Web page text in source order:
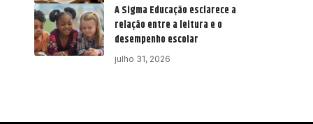
A Sigma Educação esclarece a
relação entre a leitura e o
desempenho escolar
julho 31, 2026